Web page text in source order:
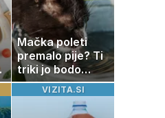
Mačka poleti
premalo pije? Ti
triki jo bodo
spodbudili, da
zaužije več vode
VIZITA.SI